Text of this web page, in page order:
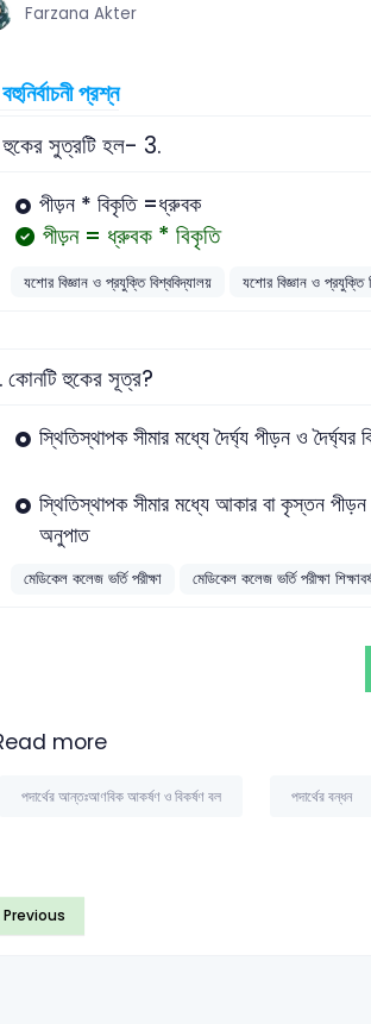
Farzana Akter
প্রশ্ন
হুকের সুত্রটি হল- 3.
পীড়ন * বিকৃতি =ধ্রুবক
পীড়ন = ধ্রুবক * বিকৃতি
যশোর বিজ্ঞান ও প্রযুক্তি বিশ্ববিদ্যালয় যশোর বিজ্ঞান ও প্রযুক্তি
কোনটি হুকের সূত্র?
স্থিতিস্থাপক সীমার মধ্যে দৈর্ঘ্য পীড়ন ও দৈর্ঘ্যর
স্থিতিস্থাপক সীমার মধ্যে আকার বা কৃস্তন
অনুপাত
মেডিকেল কলেজ ভর্তি পরীক্ষা মেডিকেল কলেজ ভর্তি পরীক্ষা
more
পদার্থের আন্তঃআণবিক আকর্ষণ ও বিকর্ষণ বল পদার্থের বন্ধন
Previous